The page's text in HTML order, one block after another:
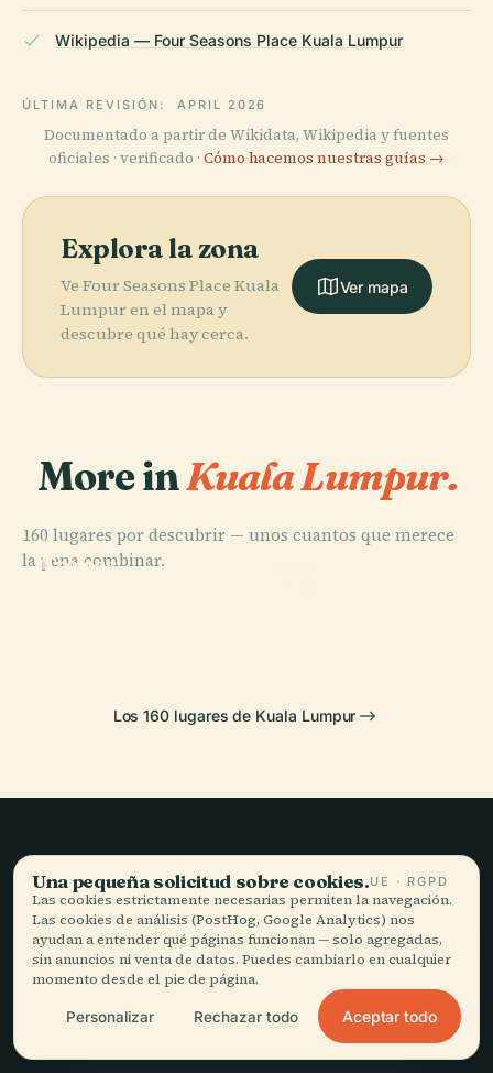
Wikipedia — Four Seasons Place Kuala Lumpur
ÚLTIMA REVISIÓN: APRIL 2026
Documentado a partir de Wikidata, Wikipedia y fuentes
oficiales · verificado · Cómo hacemos nuestras guías →
Explora la zona
Ve Four Seasons Place Kuala
Lumpur en el mapa y
descubre qué hay cerca.
Ver mapa
More inKuala Lumpur.
160 lugares por descubrir — unos cuantos que merece
la pena combinar.
PLACE
Torres
PLACE
Los 160 lugares de Kuala Lumpur
Viajar sin prisa,
bien contado.
MANTENTE AL DÍA
Una pequeña solicitud sobre cookies.UE · RGPD
Las cookies estrictamente necesarias permiten la navegación.
Las cookies de análisis (PostHog, Google Analytics) nos
ayudan a entender qué páginas funcionan — solo agregadas,
sin anuncios ni venta de datos. Puedes cambiarlo en cualquier
momento desde el pie de página.
Personalizar Rechazar todo Aceptar todo